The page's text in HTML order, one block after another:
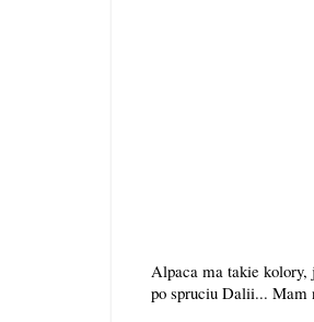
Alpaca ma takie kolory,
po spruciu Dalii... Mam